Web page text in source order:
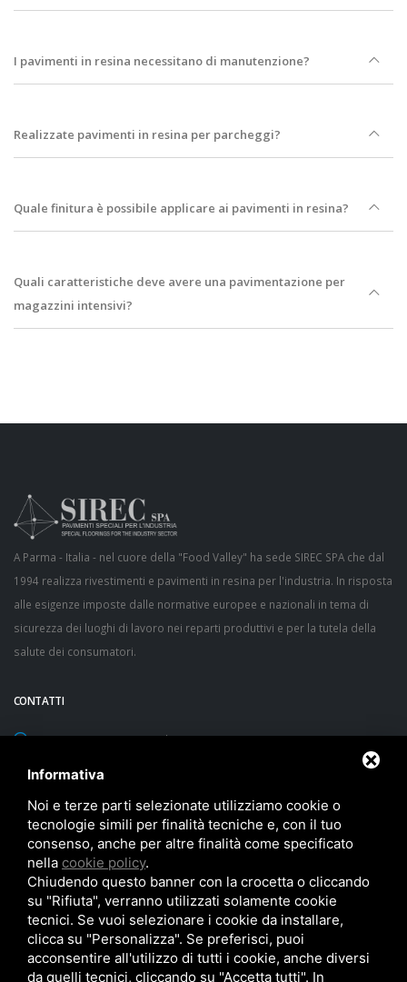
I pavimenti in resina necessitano di manutenzione?
Realizzate pavimenti in resina per parcheggi?
Quale finitura è possibile applicare ai pavimenti in resina?
Quali caratteristiche deve avere una pavimentazione per
magazzini intensivi?
A Parma - Italia - nel cuore della "Food Valley" ha sede SIREC SPA che dal
1994 realizza rivestimenti e pavimenti in resina per l'industria. In risposta
alle esigenze imposte dalle normative europee e nazionali in tema di
sicurezza dei luoghi di lavoro nei reparti produttivi e per la tutela della
salute dei consumatori.
CONTATTI
via Sacca, 60/1 43052 Colorno (Parma) - ITALY
Latitudine 44° 57' 40" N - Longitudine 10° 22' 53" E - Altezza 20 m
TEL: +39 0521 312593
FAX: +39 0521 312596
sirec@sirec.it
Informativa
Noi e terze parti selezionate utilizziamo cookie o
tecnologie simili per finalità tecniche e, con il tuo
consenso, anche per altre finalità come specificato
nella cookie policy.
Chiudendo questo banner con la crocetta o cliccando
su "Rifiuta", verranno utilizzati solamente cookie
tecnici. Se vuoi selezionare i cookie da installare,
clicca su "Personalizza". Se preferisci, puoi
acconsentire all'utilizzo di tutti i cookie, anche diversi
da quelli tecnici, cliccando su "Accetta tutti". In